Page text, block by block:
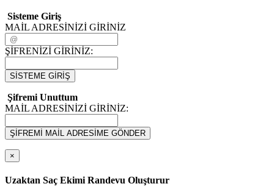
Sisteme Giriş
MAİL ADRESİNİZİ GİRİNİZ
ŞİFRENİZİ GİRİNİZ:
SİSTEME GİRİŞ
Şifremi Unuttum
MAİL ADRESİNİZİ GİRİNİZ:
ŞİFREMİ MAİL ADRESİME GÖNDER
×
Uzaktan Saç Ekimi Randevu Oluşturur